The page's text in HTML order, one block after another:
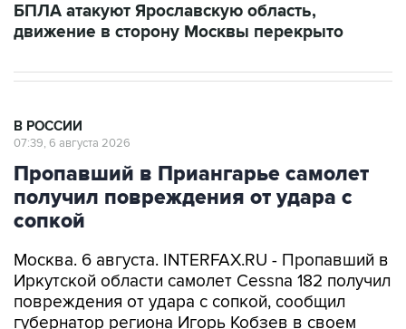
БПЛА атакуют Ярославскую область,
движение в сторону Москвы перекрыто
В РОССИИ
07:39, 6 августа 2026
Пропавший в Приангарье самолет
получил повреждения от удара с
сопкой
Москва. 6 августа. INTERFAX.RU - Пропавший в
Иркутской области самолет Cessna 182 получил
повреждения от удара с сопкой, сообщил
губернатор региона Игорь Кобзев в своем